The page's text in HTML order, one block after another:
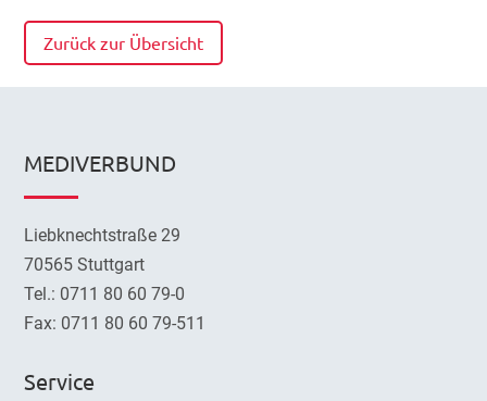
Zurück zur Übersicht
MEDIVERBUND
Liebknechtstraße 29
70565 Stuttgart
Tel.: 0711 80 60 79-0
Fax: 0711 80 60 79-511
Service